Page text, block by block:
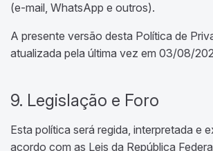
(e-mail, WhatsApp e outros).
A presente versão desta Política de
atualizada pela última vez em 03/08/
9. Legislação e Foro
Esta política será regida, interpretada e
acordo com as Leis da República